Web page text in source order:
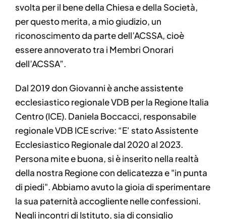
svolta per il bene della Chiesa e della Società,
per questo merita, a mio giudizio, un
riconoscimento da parte dell’ACSSA, cioè
essere annoverato tra i Membri Onorari
dell’ACSSA”.
Dal 2019 don Giovanni è anche assistente
ecclesiastico regionale VDB per la Regione Italia
Centro (ICE). Daniela Boccacci, responsabile
regionale VDB ICE scrive: “E' stato Assistente
Ecclesiastico Regionale dal 2020 al 2023.
Persona mite e buona, si è inserito nella realtà
della nostra Regione con delicatezza e "in punta
di piedi". Abbiamo avuto la gioia di sperimentare
la sua paternità accogliente nelle confessioni.
Negli incontri di Istituto, sia di consiglio